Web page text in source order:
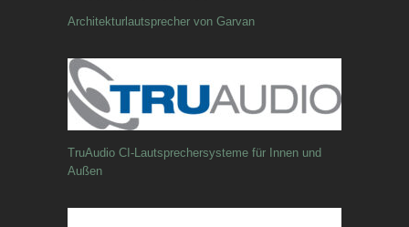
Architekturlautsprecher von Garvan
TruAudio CI-Lautsprechersysteme für Innen und
Außen